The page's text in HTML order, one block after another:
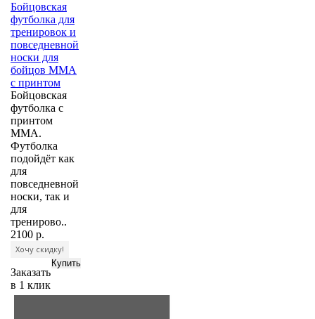
Бойцовская
футболка для
тренировок и
повседневной
носки для
бойцов ММА
с принтом
Бойцовская
футболка с
принтом
MMA.
Футболка
подойдёт как
для
повседневной
носки, так и
для
тренирово..
2100 р.
Хочу скидку!
Заказать
в 1 клик